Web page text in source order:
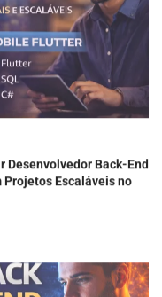
Back-End
Escaláveis no